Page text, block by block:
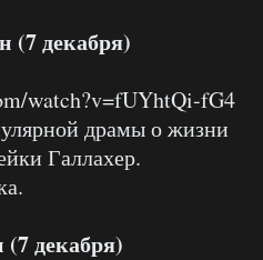
(7 декабря)
watch?v=fUYhtQi-fG4
драмы о жизни
Галлахер.
(7 декабря)